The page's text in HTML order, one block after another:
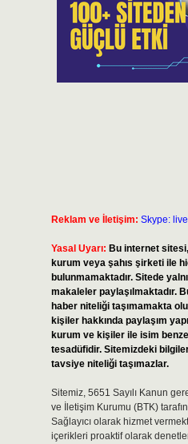
Reklam ve İletişim: Skype:
Yasal Uyarı: Bu internet
kurum veya şahıs şirketi ile
bulunmamaktadır. Sitede
makaleler paylaşılmaktadır.
haber niteliği taşımamakta
kişiler hakkında paylaşım
kurum ve kişiler ile isim
tesadüfidir. Sitemizdeki
tavsiye niteliği taşımazlar.
Sitemiz, 5651 Sayılı Kanun
ve İletişim Kurumu (BTK)
Sağlayıcı olarak hizmet
içerikleri proaktif olarak